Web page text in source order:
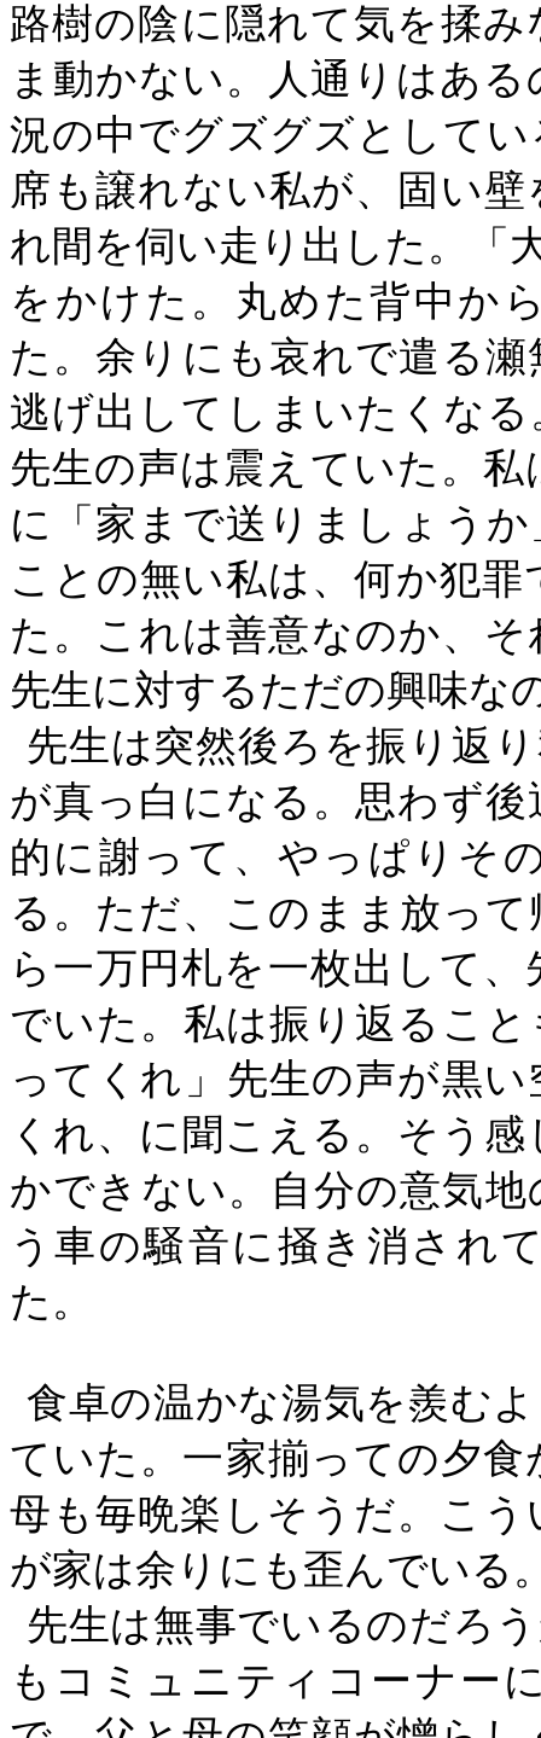
路樹の陰に隠れて気を揉
ま動かない。人通りはあ
況の中でグズグズとして
席も譲れない私が、固い
れ間を伺い走り出した。「
をかけた。丸めた背中か
た。余りにも哀れで遣る
逃げ出してしまいたくな
先生の声は震えていた。
に「家まで送りましょう
ことの無い私は、何か犯
た。これは善意なのか、
先生に対するただの興味な
先生は突然後ろを振り返
が真っ白になる。思わず
的に謝って、やっぱりそ
る。ただ、このまま放っ
ら一万円札を一枚出して
でいた。私は振り返るこ
ってくれ」先生の声が黒
くれ、に聞こえる。そう
かできない。自分の意気
う車の騒音に掻き消され
た。
食卓の温かな湯気を羨む
ていた。一家揃っての夕
母も毎晩楽しそうだ。こ
が家は余りにも歪んでいる
先生は無事でいるのだろ
もコミュニティコーナー